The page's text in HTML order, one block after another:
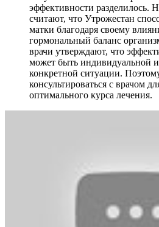
эффективности разделилось.
считают, что Утрожестан
матки благодаря своему
гормональный баланс
врачи утверждают, что
может быть индивидуальной и
конкретной ситуации.
консультироваться с врачом
оптимального курса лечения.